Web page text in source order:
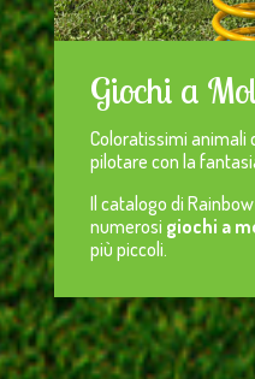
Giochi a
Coloratissimi animali
pilotare con la
Il catalogo di
numerosi giochi a
più piccoli.